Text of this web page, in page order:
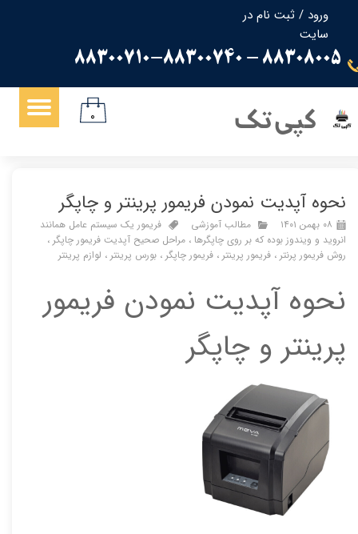
ورود / ثبت نام در
سایت
حساب کاربری من
تغییر گذر واژه
سفارشات
88308005 - 88300710-88300740
کپی تک ۰
نحوه آپدیت نمودن فریمور پرینتر و چاپگر
۰۸ بهمن ۱۴۰۱ مطالب آموزشی
فریمور یک سیستم عامل همانند
انروید و ویندوز بوده که بر روی چاپگرها ، مراحل صحیح آپدیت فریمور چاپگر ،
روش فریمور پرنتر ، فریمور پرینتر ، فریمور چاپگر ، بورس پرینتر ، لوازم پرینتر
نحوه آپدیت نمودن فریمور
پرینتر و چاپگر